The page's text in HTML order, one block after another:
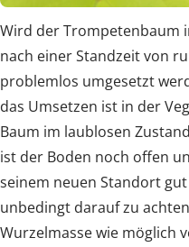
Wird der Trompetenbaum
nach einer Standzeit von
problemlos umgesetzt
das Umsetzen ist in der
Baum im laublosen
ist der Boden noch offen
seinem neuen Standort
unbedingt darauf zu
Wurzelmasse wie möglich